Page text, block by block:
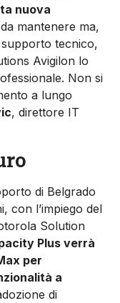
nuova
mantenere ma,
tecnico,
Avigilon lo
Non si
a lungo
, direttore IT
di Belgrado
con l’impiego del
Solution
Plus verrà
per
a
di